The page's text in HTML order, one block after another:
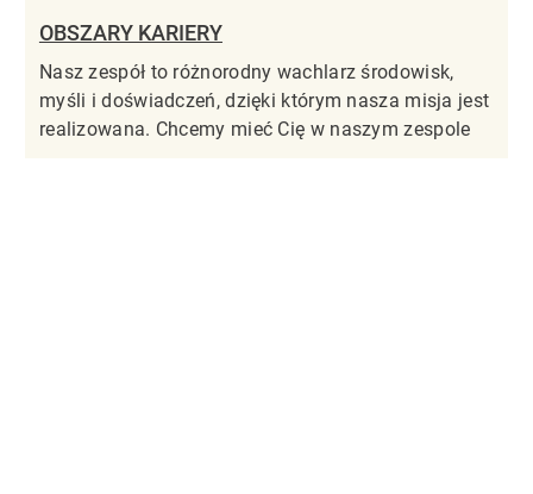
OBSZARY KARIERY
Nasz zespół to różnorodny wachlarz środowisk,
myśli i doświadczeń, dzięki którym nasza misja jest
realizowana. Chcemy mieć Cię w naszym zespole